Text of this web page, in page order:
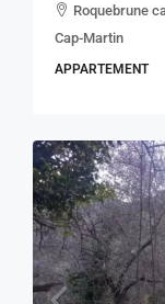
Roquebrune
Cap-Martin
APPARTEMENT